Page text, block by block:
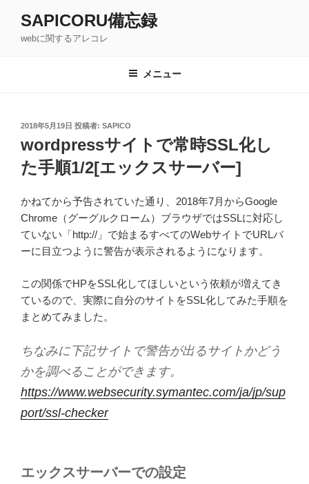
SAPICORU備忘録
webに関するアレコレ
メニュー
投
日:
2018年5月19日 投稿者: SAPICO
wordpressサイトで常時SSL化し
た手順1/2[エックスサーバー]
かねてから予告されていた通り、2018年7月からGoogle
Chrome（グーグルクローム）ブラウザではSSLに対応し
ていない「http://」で始まるすべてのWebサイトでURLバ
ーに目立つように警告が表示されるようになります。
この関係でHPをSSL化してほしいという依頼が増えてき
ているので、実際に自分のサイトをSSL化してみた手順を
まとめてみました。
ちなみに下記サイトで警告が出るサイトかどう
かを調べることができます。
https://www.websecurity.symantec.com/ja/jp/sup
port/ssl-checker
エックスサーバーでの設定